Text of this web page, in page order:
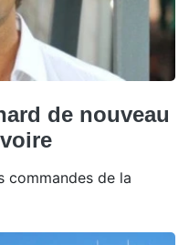
de nouveau
commandes de la